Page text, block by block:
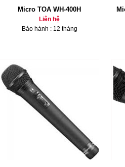
Micro TOA WH-400H
Liên hệ
Bảo hành : 12 tháng